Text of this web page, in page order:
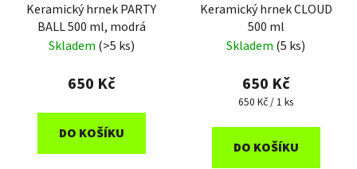
Keramický hrnek PARTY
BALL 500 ml, modrá
Skladem (>5 ks)
650 Kč
DO KOŠÍKU
Keramický hrnek CLOUD
500 ml
Skladem (5 ks)
650 Kč
Měrná
650 Kč / 1 ks
DO KOŠÍKU